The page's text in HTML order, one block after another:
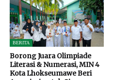
BERITA
Borong Juara Olimpiade
Literasi & Numerasi, MIN 4
Kota Lhokseumawe Beri